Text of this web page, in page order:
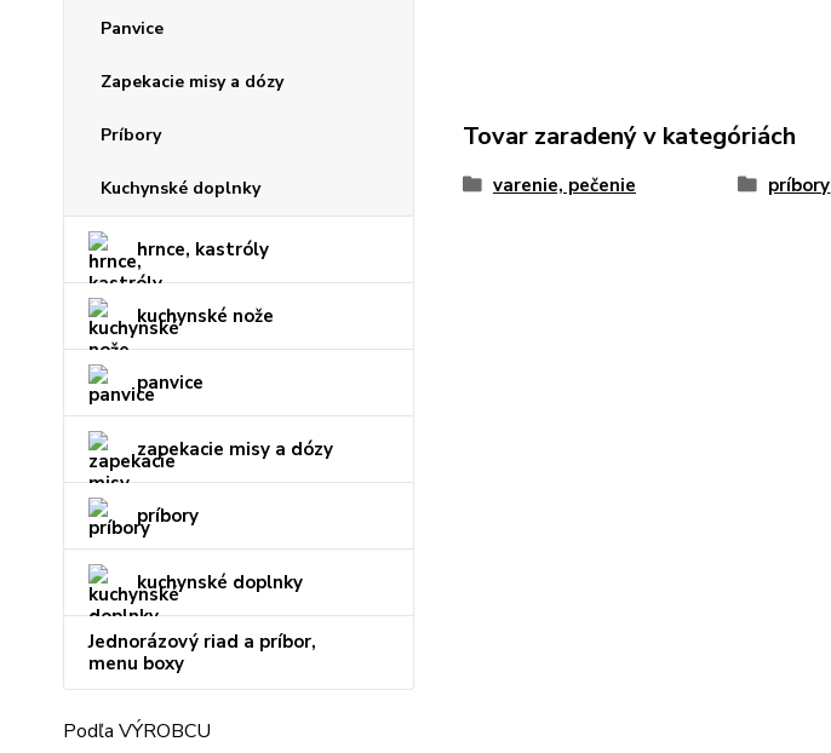
Panvice
Zapekacie misy a dózy
Príbory
Kuchynské doplnky
hrnce, kastróly
kuchynské nože
panvice
zapekacie misy a dózy
príbory
kuchynské doplnky
Jednorázový riad a príbor,
menu boxy
Podľa VÝROBCU
Tovar zaradený v kategóriách
varenie, pečenie príbory